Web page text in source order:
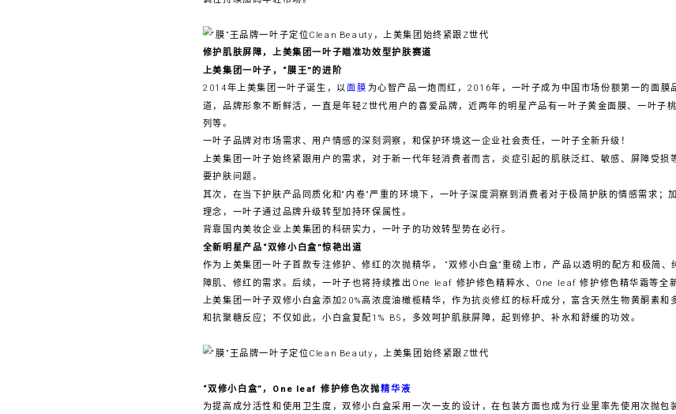
修护肌肤屏障，上美集团一叶子瞄准功效型护肤赛道
上美集团一叶子，“膜王”的进阶
2014年上美集团一叶子诞生，以面膜 为心智产品一炮而红，2016年，一叶子成为中国市场份额第一的面膜
道，品牌形象不断鲜活，一直是年轻Z世代用户的喜爱品牌，近两年的明星产品有一叶子黄金面膜、一叶子
列等。
一叶子品牌对市场需求、用户情感的深刻洞察，和保护环境这一企业社会责任，一叶子全新升级！
上美集团一叶子始终紧跟用户的需求，对于新一代年轻消费者而言，炎症引起的肌肤泛红、敏感、屏障受
要护肤问题。
其次，在当下护肤产品同质化和“内卷”严重的环境下，一叶子深度洞察到消费者对于极简护肤的情感需求；
理念，一叶子通过品牌升级转型加持环保属性。
背靠国内美妆企业上美集团的科研实力，一叶子的功效转型势在必行。
全新明星产品 “双修小白盒”惊艳出道
作为上美集团一叶子首款专注修护、修红的次抛精华， “双修小白盒”重磅上市，产品以透明的配方和极简
障肌、修红的需求。后续，一叶子也将持续推出One leaf 修护修色精粹水、One leaf 修护修色精华霜等全
上美集团一叶子双修小白盒添加20%高浓度油橄榄精华，作为抗炎修红的标杆成分，富含天然生物黄酮素和
和抗聚糖反应；不仅如此，小白盒复配1% B5，多效呵护肌肤屏障，起到修护、补水和舒缓的功效。
“双修小白盒”，One leaf 修护修色次抛精华液
为提高成分活性和使用卫生度，双修小白盒采用一次一支的设计，在包装方面也成为行业里率先使用次抛包